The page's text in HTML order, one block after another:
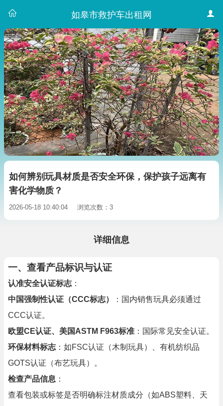
如皋市救护车出租网
如何辨别玩具材质是否安全环保，保护孩子远离有
害化学物质？
2026-05-18 10:40:04 浏览次数：3
详细信息
一、查看产品标识与认证
认准安全认证标志 ：
中国强制性认证（CCC标志）
：国内销售玩具必须通过
CCC认证。
欧盟CE认证、美国ASTM F963标准 ：国际常见安全认证。
环保材料标志 ：如FSC认证（木制玩具）、有机纺织品
GOTS认证（布艺玩具）。
检查产品信息 ：
查看包装或标签是否明确标注材质成分（如ABS塑料、天